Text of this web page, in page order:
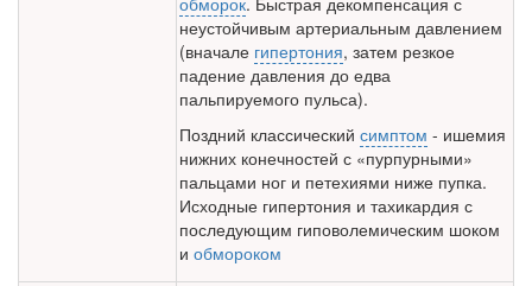
неустойчивым артериальным давле­нием
(вначале гипертония, затем резкое
падение давления до едва
пальпируемого пульса).
Поздний классический симптом - ишемия
нижних конечнос­тей с «пурпурными»
пальцами ног и петехиями ниже пупка.
Исходные гипертония и тахикардия с
последующим гиповолемическим шоком
и обмороком